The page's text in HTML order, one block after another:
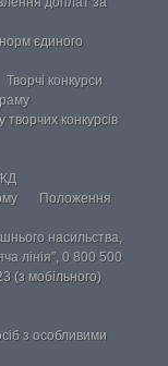
єдиного
Творчі конкурси
конкурсів
Положення
насильства,
лінія”, 0 800 500
(з мобільного)
з особливими